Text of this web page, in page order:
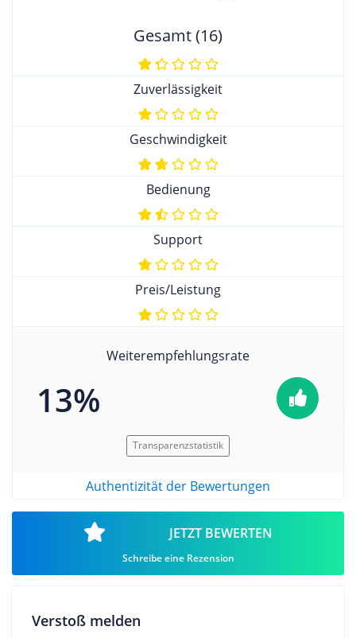
Gesamt (16)
Zuverlässigkeit
Geschwindigkeit
Bedienung
Support
Preis/Leistung
Weiterempfehlungsrate
13%
Transparenzstatistik
Authentizität der Bewertungen
JETZT BEWERTEN
Schreibe eine Rezension
Verstoß melden